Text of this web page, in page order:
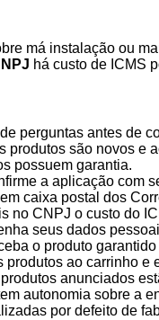
má instalação ou
há custo de ICMS
perguntas antes de
produtos são novos e
possuem garantia.
a aplicação com
caixa postal dos
no CNPJ o custo do
seus dados
o produto
produtos ao carrinho e
anunciados
autonomia sobre a
por defeito de